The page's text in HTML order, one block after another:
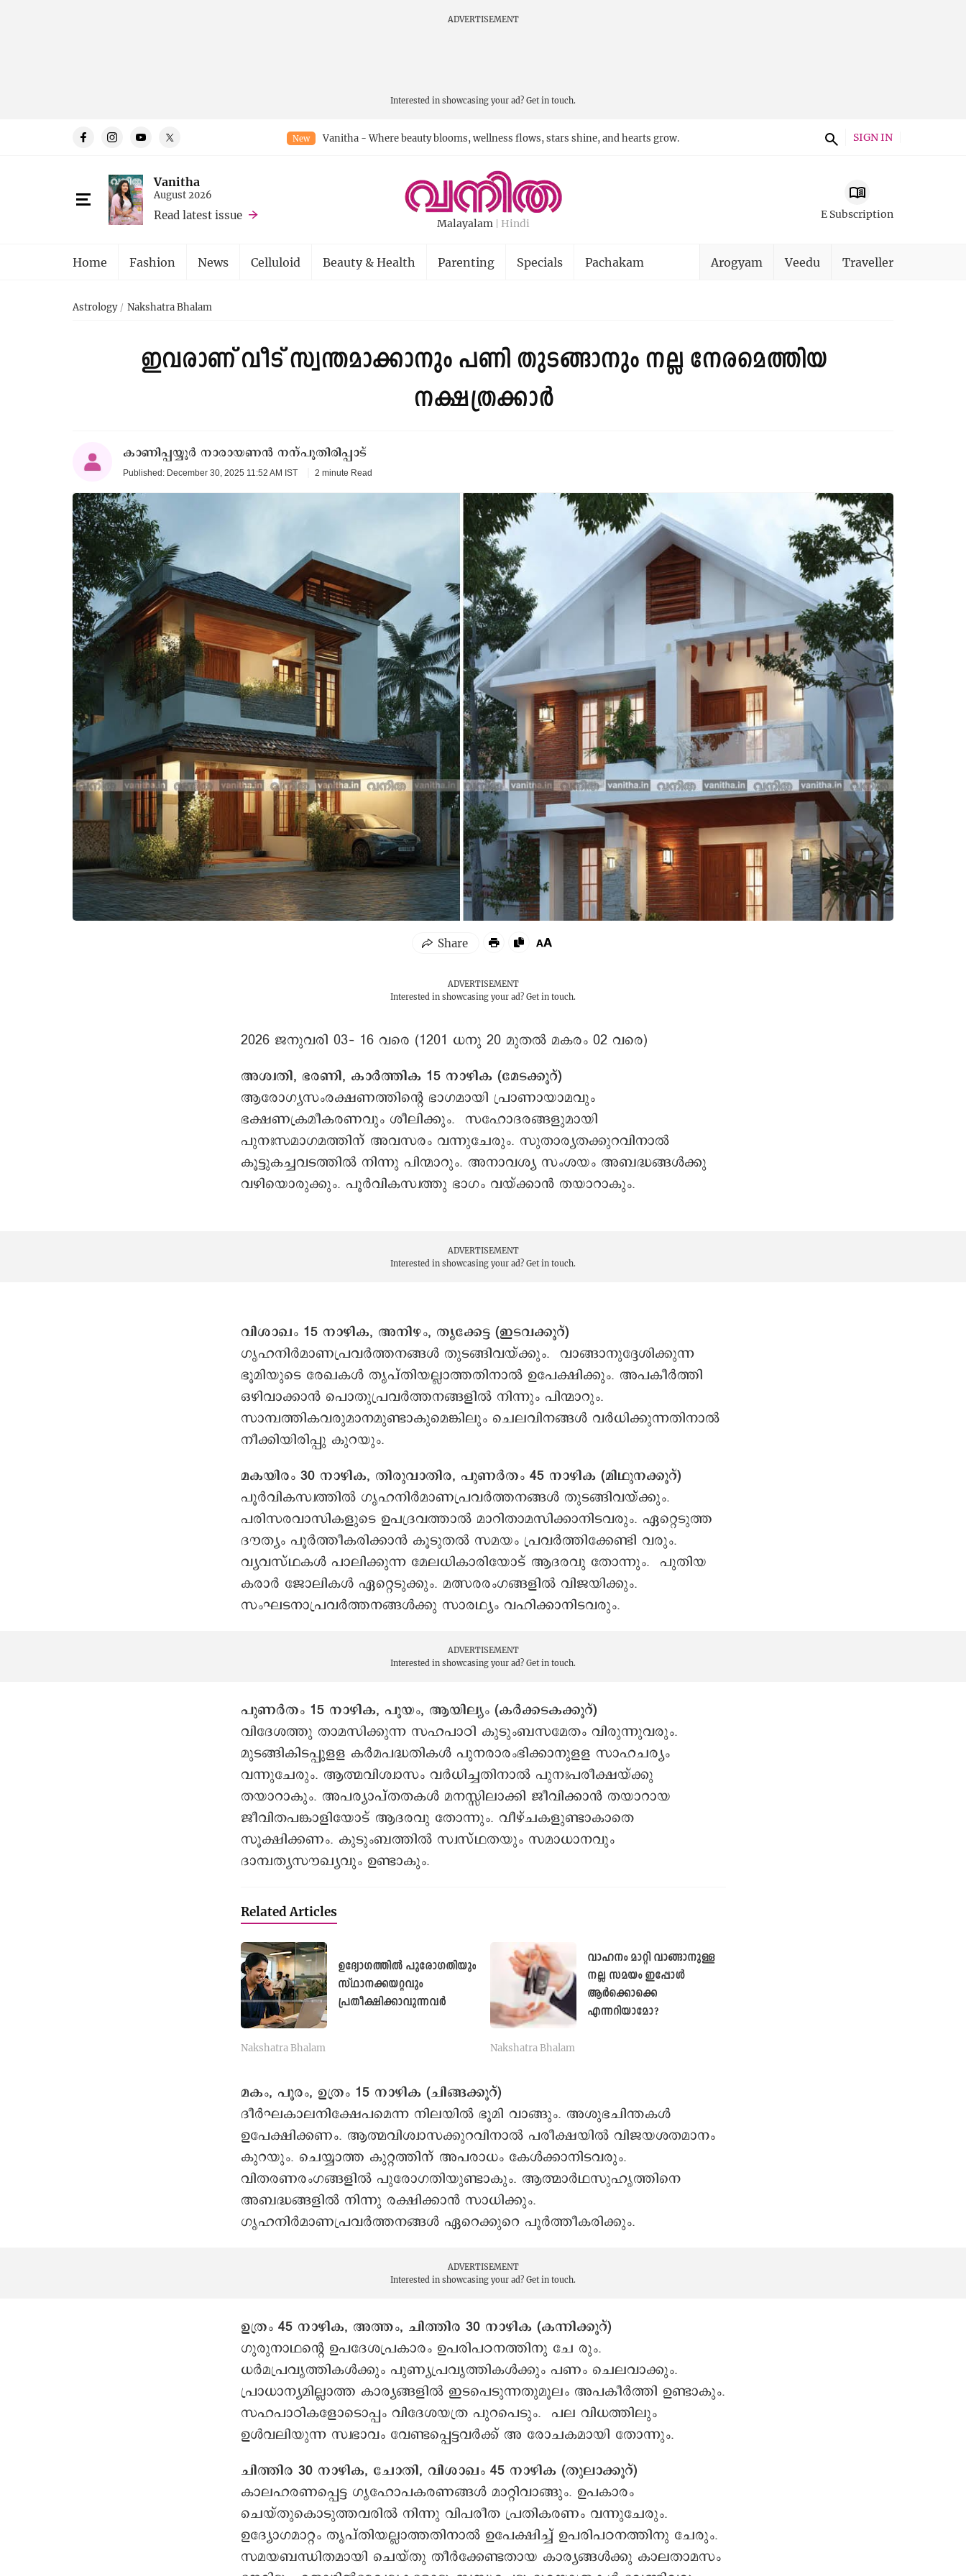
ADVERTISEMENT
Interested in showcasing your ad? Get in touch.
New Vanitha - Where beauty blooms, wellness flows, stars shine, and hearts grow. SIGN IN
Vanitha
August 2026
Read latest issue
Malayalam Hindi
E Subscription
Home Fashion News Celluloid Beauty & Health Parenting Specials Pachakam Arogyam Veedu Traveller
Astrology Nakshatra Bhalam
ഇവരാണ് വീട് സ്വന്തമാക്കാനും പണി തുടങ്ങാനും നല്ല നേരമെത്തിയ
നക്ഷത്രക്കാർ
കാണിപ്പയ്യൂർ നാരായണൻ നന്പൂതിരിപ്പാട്
Published: December 30, 2025 11:52 AM IST 2 minute Read
ADVERTISEMENT
Interested in showcasing your ad? Get in touch.
2026 ജനുവരി 03– 16 വരെ (1201 ധനു 20 മുതൽ മകരം 02 വരെ)
അശ്വതി, ഭരണി, കാർത്തിക 15 നാഴിക (മേടക്കൂറ്)
ആരോഗ്യസംരക്ഷണത്തിന്‍റെ ഭാഗമായി പ്രാണായാമവും
ഭക്ഷണക്രമീകരണവും ശീലിക്കും. സഹോദരങ്ങളുമായി
പുനഃസമാഗമത്തിന് അവസരം വന്നുചേരും. സുതാര്യതക്കുറവിനാല്‍
കൂട്ടുകച്ചവടത്തില്‍ നിന്നു പിന്മാറും. അനാവശ്യ സംശയം അബദ്ധങ്ങള്‍ക്കു
വഴിയൊരുക്കും. പൂർവികസ്വത്തു ഭാഗം വയ്ക്കാൻ തയാറാകും.
ADVERTISEMENT
Interested in showcasing your ad? Get in touch.
വിശാഖം 15 നാഴിക, അനിഴം, തൃക്കേട്ട (ഇടവക്കൂറ്)
ഗൃഹനിർമാണപ്രവര്‍ത്തനങ്ങള്‍ തുടങ്ങിവയ്ക്കും. വാങ്ങാനുദ്ദേശിക്കുന്ന
ഭൂമിയുടെ രേഖകള്‍ തൃപ്തിയല്ലാത്തതിനാല്‍ ഉപേക്ഷിക്കും. അപകീര്‍ത്തി
ഒഴിവാക്കാന്‍ പൊതുപ്രവര്‍ത്തനങ്ങളില്‍ നിന്നും പിന്മാറും.
സാമ്പത്തികവരുമാനമുണ്ടാകുമെങ്കിലും ചെലവിനങ്ങള്‍ വർധിക്കുന്നതിനാല്‍
നീക്കിയിരിപ്പു കുറയും.
മകയിരം 30 നാഴിക, തിരുവാതിര, പുണർതം 45 നാഴിക (മിഥുനക്കൂറ്)
പൂര്‍വികസ്വത്തില്‍ ഗൃഹനിർമാണപ്രവര്‍ത്തനങ്ങള്‍ തുടങ്ങിവയ്ക്കും.
പരിസരവാസികളുടെ ഉപദ്രവത്താല്‍ മാറിതാമസിക്കാനിടവരും. ഏറ്റെടുത്ത
ദൗത്യം പൂര്‍ത്തീകരിക്കാൻ കൂടുതല്‍ സമയം പ്രവര്‍ത്തിക്കേണ്ടി വരും.
വ്യവസ്ഥകള്‍ പാലിക്കുന്ന മേലധികാരിയോട് ആദരവു തോന്നും. പുതിയ
കരാർ ജോലികള്‍ ഏറ്റെടുക്കും. മത്സരരംഗങ്ങളില്‍ വിജയിക്കും.
സംഘടനാപ്രവര്‍ത്തനങ്ങള്‍ക്കു സാരഥ്യം വഹിക്കാനിടവരും.
ADVERTISEMENT
Interested in showcasing your ad? Get in touch.
പുണർതം 15 നാഴിക, പൂയം, ആയില്യം (കർക്കടകക്കൂറ്)
വിദേശത്തു താമസിക്കുന്ന സഹപാഠി കുടുംബസമേതം വിരുന്നുവരും.
മുടങ്ങികിടപ്പുളള കർമപദ്ധതികള്‍ പുനരാരംഭിക്കാനുളള സാഹചര്യം
വന്നുചേരും. ആത്മവിശ്വാസം വർധിച്ചതിനാല്‍ പുനഃപരീക്ഷയ്ക്കു
തയാറാകും. അപര്യാപ്തതകള്‍ മനസ്സിലാക്കി ജീവിക്കാൻ തയാറായ
ജീവിതപങ്കാളിയോട് ആദരവു തോന്നും. വീഴ്ചകളുണ്ടാകാതെ
സൂക്ഷിക്കണം. കുടുംബത്തില്‍ സ്വസ്ഥതയും സമാധാനവും
ദാമ്പത്യസൗഖ്യവും ഉണ്ടാകും.
Related Articles
ഉദ്യോഗത്തിൽ പുരോഗതിയും
സ്‌ഥാനക്കയറ്റവും
പ്രതീക്ഷിക്കാവുന്നവർ
Nakshatra Bhalam
വാഹനം മാറ്റി വാങ്ങാനുള്ള
നല്ല സമയം ഇപ്പോൾ
ആർക്കൊക്കെ
എന്നറിയാമോ?
Nakshatra Bhalam
മകം, പൂരം, ഉത്രം 15 നാഴിക (ചിങ്ങക്കൂറ്)
ദീര്‍ഘകാലനിക്ഷേപമെന്ന നിലയില്‍ ഭൂമി വാങ്ങും. അശുഭചിന്തകള്‍
ഉപേക്ഷിക്കണം. ആത്മവിശ്വാസക്കുറവിനാല്‍ പരീക്ഷയില്‍ വിജയശതമാനം
കുറയും. ചെയ്യാത്ത കുറ്റത്തിന് അപരാധം കേൾക്കാനിടവരും.
വിതരണരംഗങ്ങളില്‍ പുരോഗതിയുണ്ടാകും. ആത്മാര്‍ഥസുഹൃത്തിനെ
അബദ്ധങ്ങളില്‍ നിന്നു രക്ഷിക്കാന്‍ സാധിക്കും.
ഗൃഹനിർമാണപ്രവര്‍ത്തനങ്ങള്‍ ഏറെക്കുറെ പൂര്‍ത്തീകരിക്കും.
ADVERTISEMENT
Interested in showcasing your ad? Get in touch.
ഉത്രം 45 നാഴിക, അത്തം, ചിത്തിര 30 നാഴിക (കന്നിക്കൂറ്)
ഗുരുനാഥന്‍റെ ഉപദേശപ്രകാരം ഉപരിപഠനത്തിനു ചേ രും.
ധർമപ്രവൃത്തികള്‍ക്കും പുണ്യപ്രവൃത്തികള്‍ക്കും പണം ചെലവാക്കും.
പ്രാധാന്യമില്ലാത്ത കാര്യങ്ങളില്‍ ഇടപെടുന്നതുമൂലം അപകീര്‍ത്തി ഉണ്ടാകും.
സഹപാഠികളോടൊപ്പം വിദേശയത്ര പുറപെടും. പല വിധത്തിലും
ഉള്‍വലിയുന്ന സ്വഭാവം വേണ്ടപ്പെട്ടവര്‍ക്ക് അ രോചകമായി തോന്നും.
ചിത്തിര 30 നാഴിക, ചോതി, വിശാഖം 45 നാഴിക (തുലാക്കൂറ്)
കാലഹരണപ്പെട്ട ഗൃഹോപകരണങ്ങള്‍ മാറ്റിവാങ്ങും. ഉപകാരം
ചെയ്തുകൊടുത്തവരില്‍ നിന്നു വിപരീത പ്രതികരണം വന്നുചേരും.
ഉദ്യോഗമാറ്റം തൃപ്തിയല്ലാത്തതിനാല്‍ ഉപേക്ഷിച്ച് ഉപരിപഠനത്തിനു ചേരും.
സമയബന്ധിതമായി ചെയ്തു തീര്‍ക്കേണ്ടതായ കാര്യങ്ങള്‍ക്കു കാലതാമസം